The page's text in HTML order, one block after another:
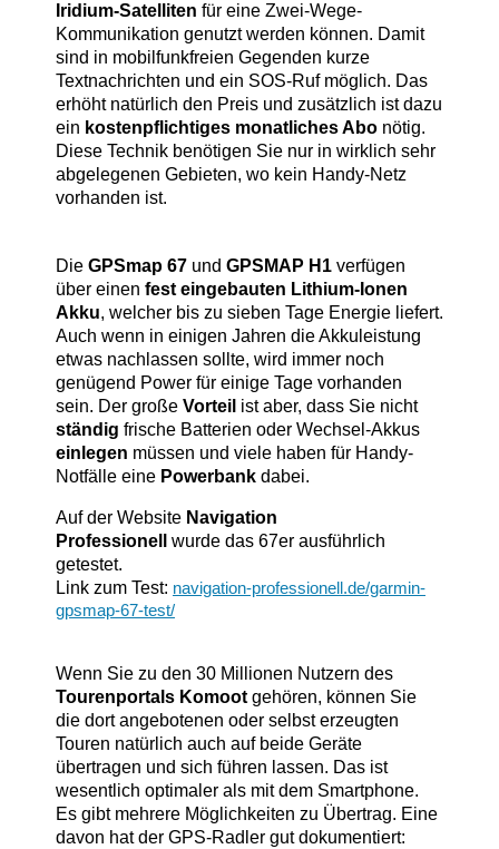
Iridium-Satelliten für eine Zwei-Wege-
Kommunikation genutzt werden können. Damit
sind in mobilfunkfreien Gegenden kurze
Textnachrichten und ein SOS-Ruf möglich. Das
erhöht natürlich den Preis und zusätzlich ist dazu
ein kostenpflichtiges monatliches Abo nötig.
Diese Technik benötigen Sie nur in wirklich sehr
abgelegenen Gebieten, wo kein Handy-Netz
vorhanden ist.
Die GPSmap 67 und GPSMAP H1 verfügen
über einen fest eingebauten Lithium-Ionen
Akku, welcher bis zu sieben Tage Energie liefert.
Auch wenn in einigen Jahren die Akkuleistung
etwas nachlassen sollte, wird immer noch
genügend Power für einige Tage vorhanden
sein. Der große Vorteil ist aber, dass Sie nicht
ständig frische Batterien oder Wechsel-Akkus
einlegen müssen und viele haben für Handy-
Notfälle eine Powerbank dabei.
Auf der Website Navigation
Professionell
wurde das 67er ausführlich
getestet.
Link zum Test: navigation-professionell.de/garmin-
gpsmap-67-test/
Wenn Sie zu den 30 Millionen Nutzern des
Tourenportals Komootgehören, können Sie
die dort angebotenen oder selbst erzeugten
Touren natürlich auch auf beide Geräte
übertragen und sich führen lassen. Das ist
wesentlich optimaler als mit dem Smartphone.
Es gibt mehrere Möglichkeiten zu Übertrag. Eine
davon hat der GPS-Radler gut dokumentiert: